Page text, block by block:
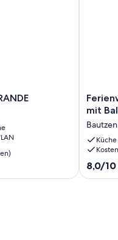
'Urlaub
17
Türmen'
mit
Balkon
Bautzen
mit
Bautzen
Küche
8.0
von
8,0/10